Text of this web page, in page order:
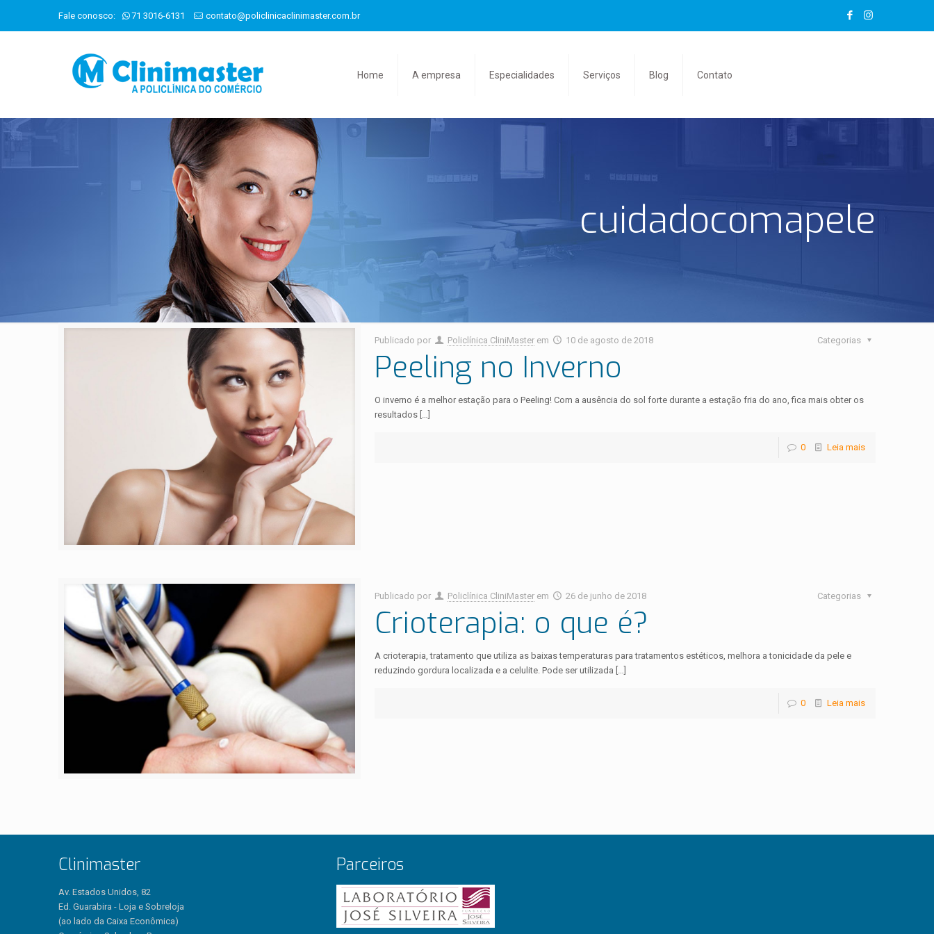
Fale conosco: 71 3016-6131 contato@policlinicaclinimaster.com.br
Home A empresa Especialidades Serviços Blog Contato
cuidadocomapele
Publicado por Policlínica CliniMaster em 10 de agosto de 2018 Categorias
Peeling no Inverno
O inverno é a melhor estação para o Peeling! Com a ausência do sol forte durante a estação fria do ano, fica mais obter os
resultados […]
0 Leia mais
Publicado por Policlínica CliniMaster em 26 de junho de 2018 Categorias
Crioterapia: o que é?
A crioterapia, tratamento que utiliza as baixas temperaturas para tratamentos estéticos, melhora a tonicidade da pele e
reduzindo gordura localizada e a celulite. Pode ser utilizada […]
0 Leia mais
Clinimaster
Av. Estados Unidos, 82
Ed. Guarabira - Loja e Sobreloja
(ao lado da Caixa Econômica)
Parceiros